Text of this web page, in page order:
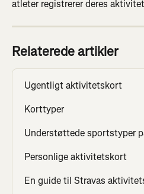
atleter registrerer deres
Relaterede artikler
Ugentligt aktivitetskort
Korttyper
Understøttede sportstyper
Personlige aktivitetskort
En guide til Stravas